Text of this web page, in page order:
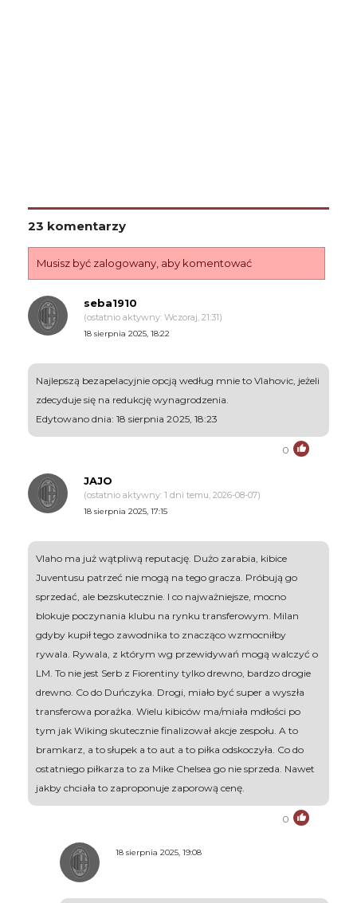
23 komentarzy
Musisz być zalogowany, aby komentować
seba1910
(ostatnio aktywny: Wczoraj, 21:31)
18 sierpnia 2025, 18:22
Najlepszą bezapelacyjnie opcją według mnie to Vlahovic, jeżeli
zdecyduje się na redukcję wynagrodzenia.
Edytowano dnia: 18 sierpnia 2025, 18:23
0
JAJO
(ostatnio aktywny: 1 dni temu, 2026-08-07)
18 sierpnia 2025, 17:15
Vlaho ma już wątpliwą reputację. Dużo zarabia, kibice
Juventusu patrzeć nie mogą na tego gracza. Próbują go
sprzedać, ale bezskutecznie. I co najważniejsze, mocno
blokuje poczynania klubu na rynku transferowym. Milan
gdyby kupił tego zawodnika to znacząco wzmocniłby
rywala. Rywala, z którym wg przewidywań mogą walczyć o
LM. To nie jest Serb z Fiorentiny tylko drewno, bardzo drogie
drewno. Co do Duńczyka. Drogi, miało być super a wyszła
transferowa porażka. Wielu kibiców ma/miała mdłości po
tym jak Wiking skutecznie finalizował akcje zespołu. A to
bramkarz, a to słupek a to aut a to piłka odskoczyła. Co do
ostatniego piłkarza to za Mike Chelsea go nie sprzeda. Nawet
jakby chciała to zaproponuje zaporową cenę.
0
18 sierpnia 2025, 19:08